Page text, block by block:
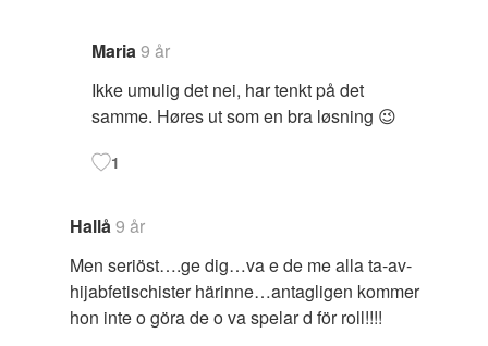
Maria9 år
Ikke umulig det nei, har tenkt på det
samme. Høres ut som en bra løsning 😉
1
Hallå9 år
Men seriöst….ge dig…va e de me alla ta-av-
hijabfetischister härinne…antagligen kommer
hon inte o göra de o va spelar d för roll!!!!